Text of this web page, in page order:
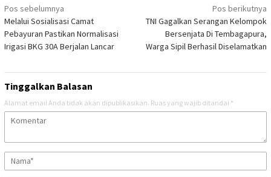
Navigasi
pos
Pos sebelumnya
Melalui Sosialisasi Camat
Pebayuran Pastikan Normalisasi
Irigasi BKG 30A Berjalan Lancar
Pos berikutnya
TNI Gagalkan Serangan Kelompok
Bersenjata Di Tembagapura,
Warga Sipil Berhasil Diselamatkan
Tinggalkan Balasan
Alamat email Anda tidak akan dipublikasikan. Ruas yang wajib ditandai *